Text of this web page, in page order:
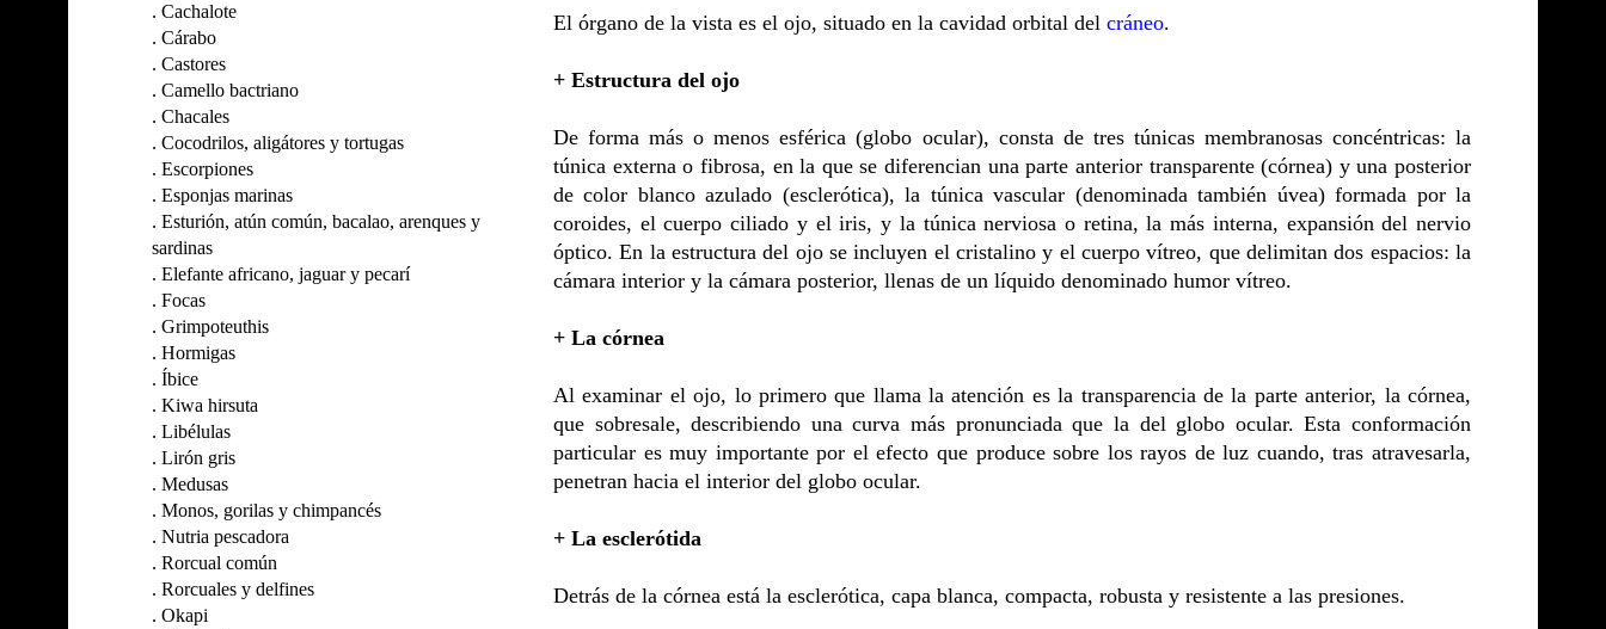
El órgano de la vista es el ojo, situado en la cavidad orbital del cráneo.
+ Estructura del ojo
De forma más o menos esférica (globo ocular), consta de tres túnicas membranosas concéntricas: la
túnica externa o fibrosa, en la que se diferencian una parte anterior transparente (córnea) y una posterior
de color blanco azulado (esclerótica), la túnica vascular (denominada también úvea) formada por la
coroides, el cuerpo ciliado y el iris, y la túnica nerviosa o retina, la más interna, expansión del nervio
óptico. En la estructura del ojo se incluyen el cristalino y el cuerpo vítreo, que delimitan dos espacios: la
cámara interior y la cámara posterior, llenas de un líquido denominado humor vítreo.
+ La córnea
Al examinar el ojo, lo primero que llama la atención es la transparencia de la parte anterior, la córnea,
que sobresale, describiendo una curva más pronunciada que la del globo ocular. Esta conformación
particular es muy importante por el efecto que produce sobre los rayos de luz cuando, tras atravesarla,
penetran hacia el interior del globo ocular.
+ La esclerótida
Detrás de la córnea está la esclerótica, capa blanca, compacta, robusta y resistente a las presiones.
. Cachalote
. Cárabo
. Castores
. Camello bactriano
. Chacales
. Cocodrilos, aligátores y tortugas
. Escorpiones
. Esponjas marinas
. Esturión, atún común, bacalao, arenques y
sardinas
. Elefante africano, jaguar y pecarí
. Focas
. Grimpoteuthis
. Hormigas
. Íbice
. Kiwa hirsuta
. Libélulas
. Lirón gris
. Medusas
. Monos, gorilas y chimpancés
. Nutria pescadora
. Rorcual común
. Rorcuales y delfines
. Okapi